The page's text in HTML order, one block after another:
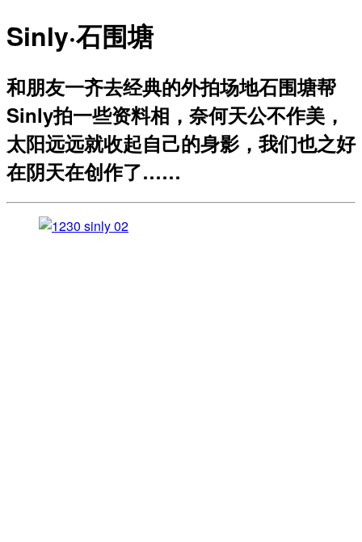
Sinly·石围塘
和朋友一齐去经典的外拍场地石围塘帮
Sinly拍一些资料相，奈何天公不作美，
太阳远远就收起自己的身影，我们也之好
在阴天在创作了……